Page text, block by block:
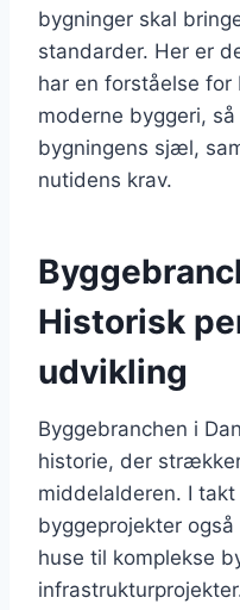
bygninger skal
standarder. Her er
har en forståelse
moderne byggeri,
bygningens sjæl,
nutidens krav.
Historisk
udvikling
Byggebranchen i
historie, der
middelalderen. I
byggeprojekter
huse til komplekse